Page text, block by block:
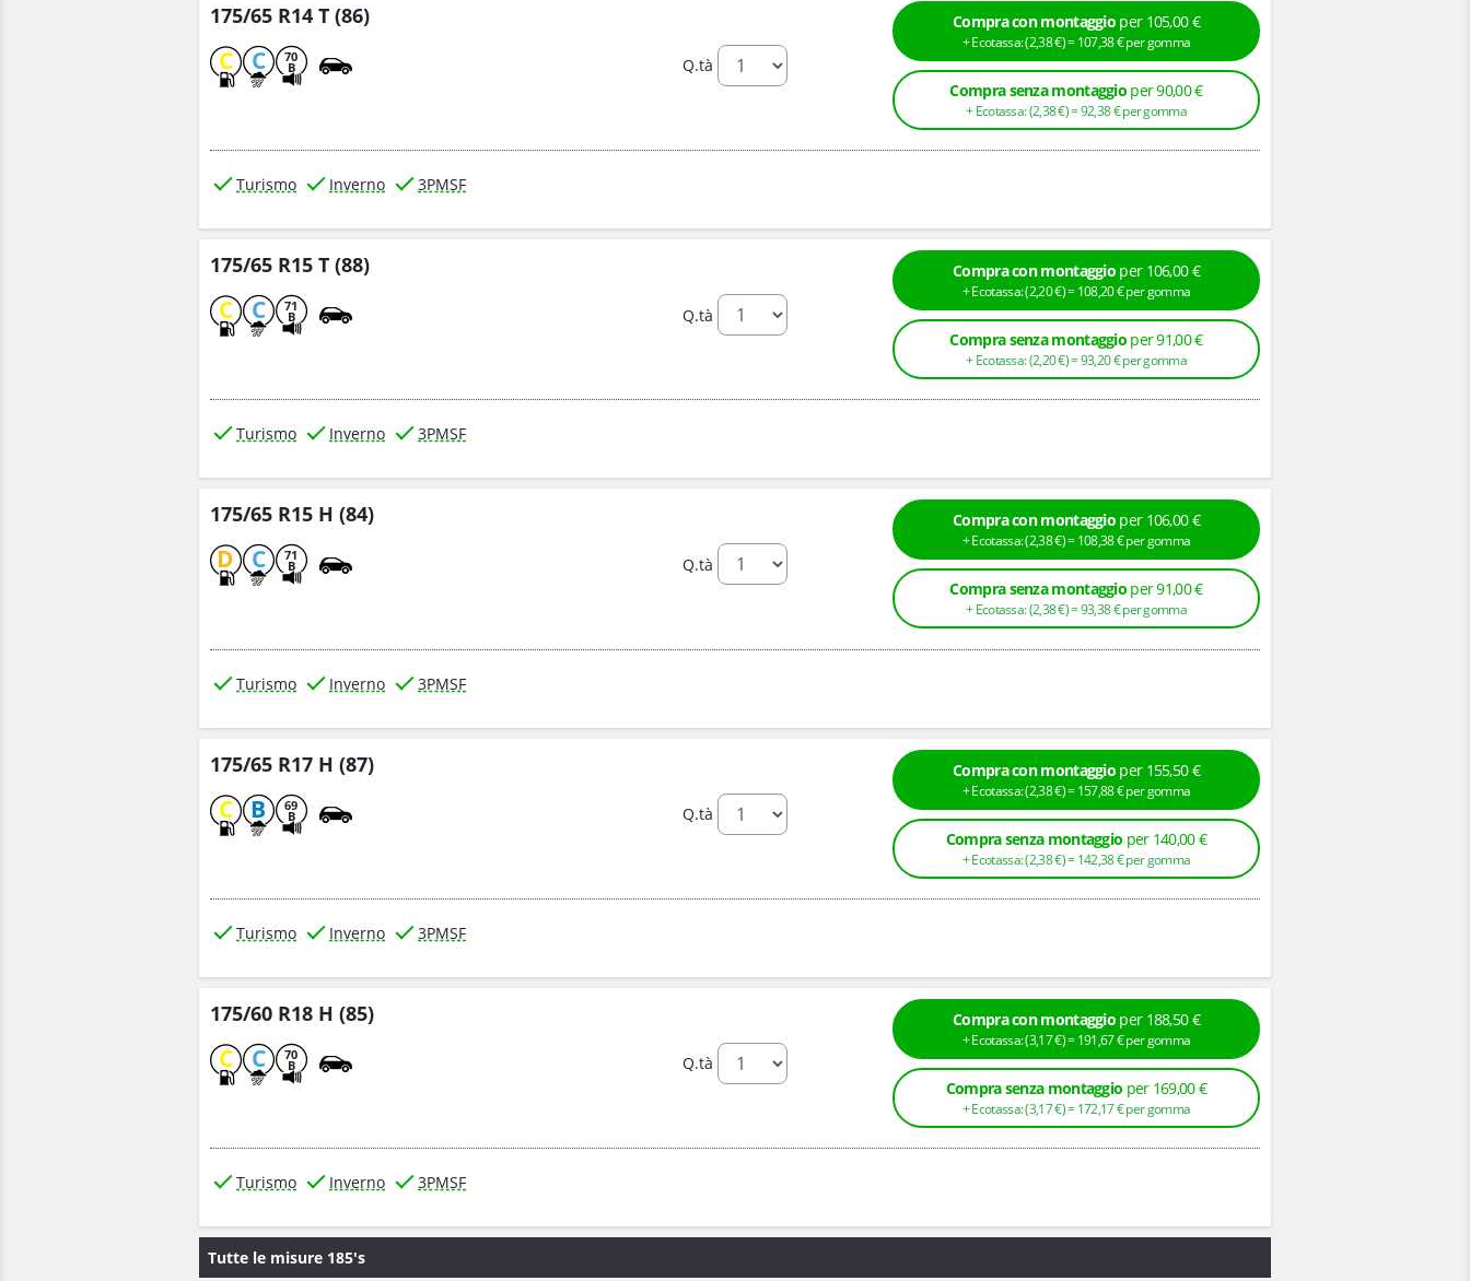
175/65 R14 T (86)
C C 70
B Q.tà
Compra con montaggio per 105,00 €
+ Ecotassa: (2,38€ ) =107,38€per gomma
Compra senza montaggio per 90,00 €
+ Ecotassa: (2,38€ ) =92,38€per gomma
Turismo Inverno 3PMSF
175/65 R15 T (88)
C C 71
B Q.tà
Compra con montaggio per 106,00 €
+ Ecotassa: (2,20€ ) =108,20€per gomma
Compra senza montaggio per 91,00 €
+ Ecotassa: (2,20€ ) =93,20€per gomma
Turismo Inverno 3PMSF
175/65 R15 H (84)
D C 71
B Q.tà
Compra con montaggio per 106,00 €
+ Ecotassa: (2,38€ ) =108,38€per gomma
Compra senza montaggio per 91,00 €
+ Ecotassa: (2,38€ ) =93,38€per gomma
Turismo Inverno 3PMSF
175/65 R17 H (87)
C B 69
B Q.tà
Compra con montaggio per 155,50 €
+ Ecotassa: (2,38€ ) =157,88€per gomma
Compra senza montaggio per 140,00 €
+ Ecotassa: (2,38€ ) =142,38€per gomma
Turismo Inverno 3PMSF
175/60 R18 H (85)
C C 70
B Q.tà
Compra con montaggio per 188,50 €
+ Ecotassa: (3,17€ ) =191,67€per gomma
Compra senza montaggio per 169,00 €
+ Ecotassa: (3,17€ ) =172,17€per gomma
Turismo Inverno 3PMSF
Tutte le misure 185's